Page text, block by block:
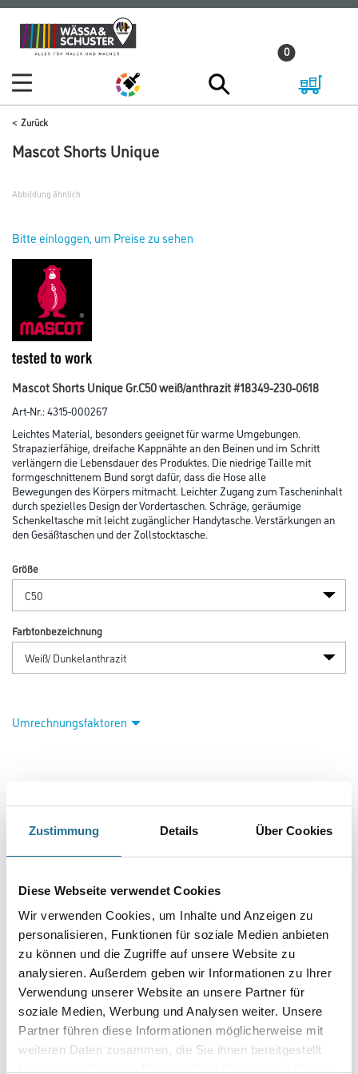
Zustimmung Details Über Cookies
Diese Webseite verwendet Cookies
Wir verwenden Cookies, um Inhalte und Anzeigen zu
personalisieren, Funktionen für soziale Medien anbieten
zu können und die Zugriffe auf unsere Website zu
analysieren. Außerdem geben wir Informationen zu Ihrer
Verwendung unserer Website an unsere Partner für
soziale Medien, Werbung und Analysen weiter. Unsere
Partner führen diese Informationen möglicherweise mit
weiteren Daten zusammen, die Sie ihnen bereitgestellt
Zum
Inhalt
Zum
Navigationsmenü
0
Zurück
Mascot Shorts Unique
Abbildung ähnlich
Bitte einloggen, um Preise zu sehen
Mascot Shorts Unique Gr.C50 weiß/anthrazit #18349-230-0618
Art-Nr.:4315-000267
Leichtes Material, besonders geeignet für warme Umgebungen.
Strapazierfähige, dreifache Kappnähte an den Beinen und im Schritt
verlängern die Lebensdauer des Produktes. Die niedrige Taille mit
formgeschnittenem Bund sorgt dafür, dass die Hose alle
Bewegungen des Körpers mitmacht. Leichter Zugang zum Tascheninhalt
durch spezielles Design der Vordertaschen. Schräge, geräumige
Schenkeltasche mit leicht zugänglicher Handytasche. Verstärkungen an
den Gesäßtaschen und der Zollstocktasche.
Größe
Farbtonbezeichnung
Umrechnungsfaktoren
PRODUKTEIGENSCHAFTEN
Produkteigenschaft
- Zweifarbig
- Leichte Qualität
- Dreifache Kappnähte an den Beinen und im Schritt
- Niedrige Taille und formgeschnittener Bund
- Gürtelschlaufen
- D-Ring
- Hosenschlitz mit Reißverschluss